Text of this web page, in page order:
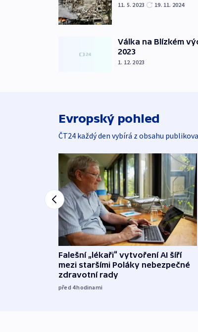
11. 5. 2023 19. 11. 2024
Válka na Blízkém
2023
1. 12. 2023
Evropský pohled
ČT24 každý den vybírá z obsahu
Falešní „lékaři“ vytvoření AI šíří
mezi staršími Poláky nebezpečné
zdravotní rady
před 4hodinami